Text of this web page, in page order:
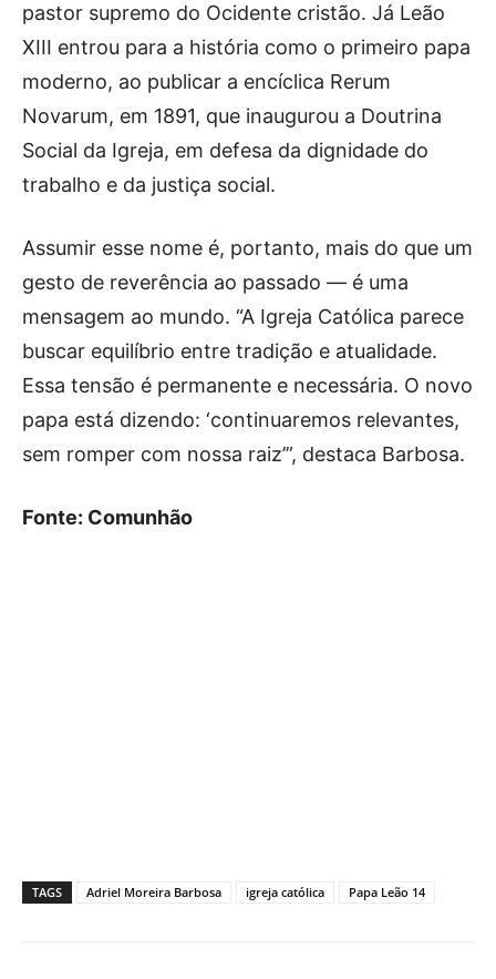
pastor supremo do Ocidente cristão. Já Leão
XIII entrou para a história como o primeiro papa
moderno, ao publicar a encíclica Rerum
Novarum, em 1891, que inaugurou a Doutrina
Social da Igreja, em defesa da dignidade do
trabalho e da justiça social.
Assumir esse nome é, portanto, mais do que um
gesto de reverência ao passado — é uma
mensagem ao mundo. “A Igreja Católica parece
buscar equilíbrio entre tradição e atualidade.
Essa tensão é permanente e necessária. O novo
papa está dizendo: ‘continuaremos relevantes,
sem romper com nossa raiz’”, destaca Barbosa.
Fonte: Comunhão
TAGS Adriel Moreira Barbosa igreja católica Papa Leão 14